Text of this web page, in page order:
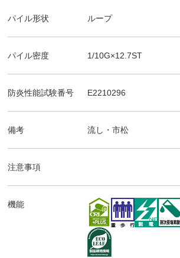
パイル形状 ループ
パイル密度 1/10G×12.7ST
防炎性能試験番号 E2210296
備考 流し・市松
注意事項
機能